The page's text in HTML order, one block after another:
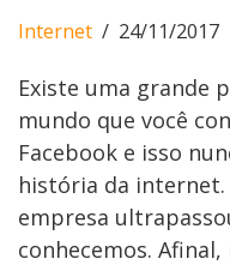
Internet 24/11/2017
Existe uma grande
mundo que você
Facebook e isso
história da internet.
empresa
conhecemos.